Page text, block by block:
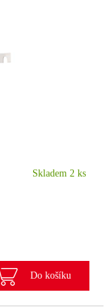
Skladem 2 ks
Do košíku